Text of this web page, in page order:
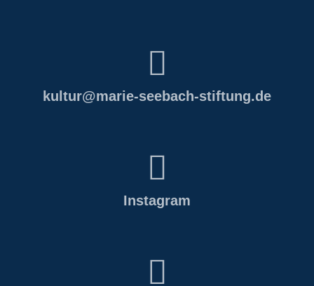
kultur@marie-seebach-stiftung.de
Instagram